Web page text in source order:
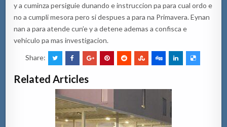
y a cuminza persiguie dunando e instruccion pa para cual ordo e
no a cumpli mesora pero si despues a para na Primavera. Eynan
nan a para atende cun’e y a detene ademas a confisca e
vehiculo pa mas investigacion.
Share:
Related Articles